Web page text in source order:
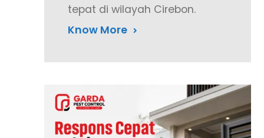
tepat di wilayah Cirebon.
Know More